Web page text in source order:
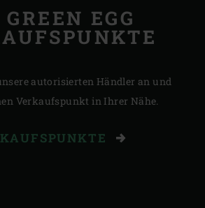
EGG
autorisierten Händler an und
Verkaufspunkt in Ihrer Nähe.